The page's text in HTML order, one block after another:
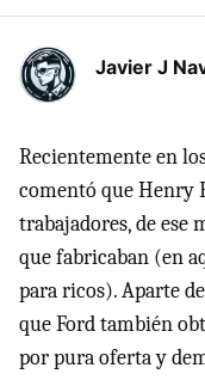
Javier J
Recientemente en
comentó que Henry
trabajadores, de ese
que fabricaban (en
para ricos). Aparte
que Ford también
por pura oferta y